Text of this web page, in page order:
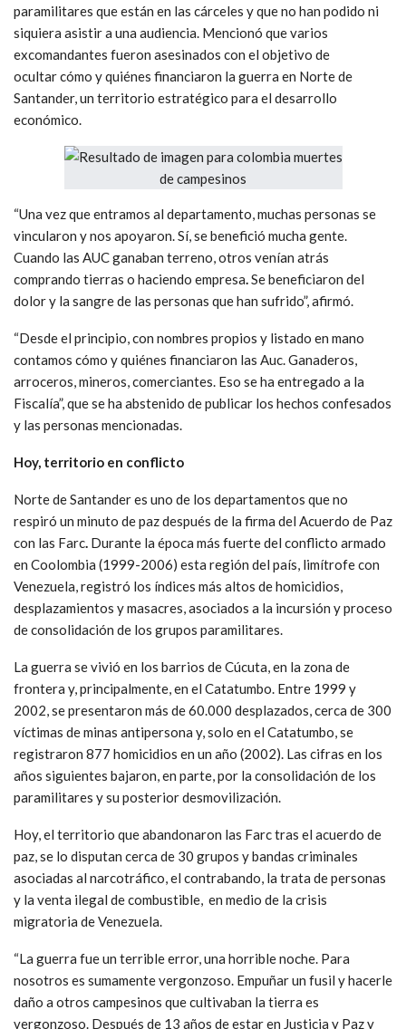
paramilitares que están en las cárceles y que no han podido ni
siquiera asistir a una audiencia. Mencionó que varios
excomandantes fueron asesinados con el objetivo de
ocultar cómo y quiénes financiaron la guerra en Norte de
Santander, un territorio estratégico para el desarrollo
económico.
“Una vez que entramos al departamento, muchas personas se
vincularon y nos apoyaron. Sí, se benefició mucha gente.
Cuando las AUC ganaban terreno, otros venían atrás
comprando tierras o haciendo empresa.Se beneficiaron del
dolor y la sangre de las personas que han sufrido”, afirmó.
“Desde el principio, con nombres propios y listado en mano
contamos cómo y quiénes financiaron las Auc. Ganaderos,
arroceros, mineros, comerciantes. Eso se ha entregado a la
Fiscalía”, que se ha abstenido de publicar los hechos confesados
y las personas mencionadas.
Hoy, territorio en conflicto
Norte de Santander es uno de los departamentos que no
respiró un minuto de paz después de la firma del Acuerdo de Paz
con las Farc. Durante la época más fuerte del conflicto armado
en Coolombia (1999-2006) esta región del país, limítrofe con
Venezuela, registró los índices más altos de homicidios,
desplazamientos y masacres, asociados a la incursión y proceso
de consolidación de los grupos paramilitares.
La guerra se vivió en los barrios de Cúcuta, en la zona de
frontera y, principalmente, en el Catatumbo. Entre 1999 y
2002, se presentaron más de 60.000 desplazados, cerca de 300
víctimas de minas antipersona y, solo en el Catatumbo, se
registraron 877 homicidios en un año (2002). Las cifras en los
años siguientes bajaron, en parte, por la consolidación de los
paramilitares y su posterior desmovilización.
Hoy, el territorio que abandonaron las Farc tras el acuerdo de
paz, se lo disputan cerca de 30 grupos y bandas criminales
asociadas al narcotráfico, el contrabando, la trata de personas
y la venta ilegal de combustible, en medio de la crisis
migratoria de Venezuela.
“La guerra fue un terrible error, una horrible noche. Para
nosotros es sumamente vergonzoso. Empuñar un fusil y hacerle
daño a otros campesinos que cultivaban la tierra es
vergonzoso. Después de 13 años de estar en Justicia y Paz y